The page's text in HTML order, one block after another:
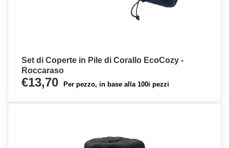
Set di Coperte in Pile di Corallo EcoCozy -
Roccaraso
€13,70 Per pezzo, in base alla 100i pezzi